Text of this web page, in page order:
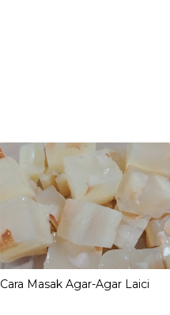
Cara Masak Agar-Agar Laici